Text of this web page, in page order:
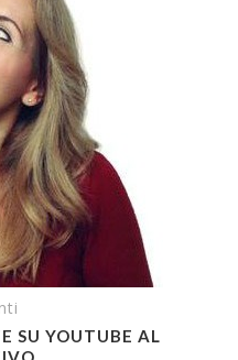
SU YOUTUBE AL